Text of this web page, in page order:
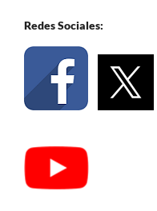
Redes Sociales: